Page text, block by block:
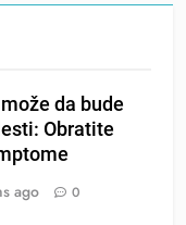
da bude
Obratite
ago 0